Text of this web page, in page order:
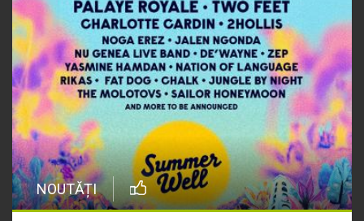
NOUTĂȚI